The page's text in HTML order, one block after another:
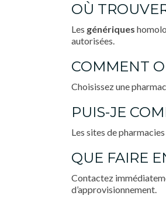
OÙ
Les génériques
autorisées.
COMMENT
Choisissez une
PUIS-JE
Les sites de
QUE FAIRE
Contactez
d’approvisionnement.